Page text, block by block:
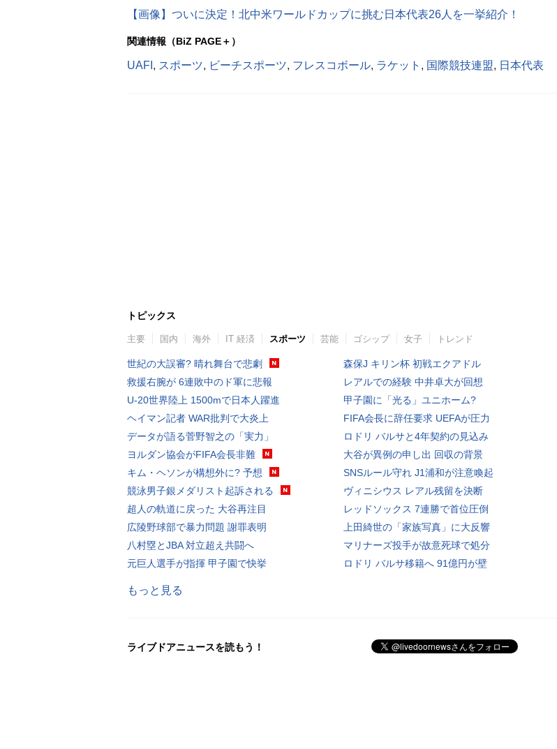
【画像】ついに決定！北中米ワールドカップに挑む日本代表26人を一挙紹介！
関連情報（BiZ PAGE＋）
UAFI , スポーツ, ビーチスポーツ, フレスコボール, ラケット , 国際競技連盟, 日本代表
トピックス
主要 国内 海外 IT 経済 スポーツ 芸能 ゴシップ 女子 トレンド
世紀の大誤審? 晴れ舞台で悲劇
救援右腕が 6連敗中のド軍に悲報
U-20世界陸上 1500mで日本人躍進
ヘイマン記者 WAR批判で大炎上
データが語る菅野智之の「実力」
ヨルダン協会がFIFA会長非難
キム・ヘソンが構想外に? 予想
競泳男子銀メダリスト起訴される
超人の軌道に戻った 大谷再注目
広陵野球部で暴力問題 謝罪表明
八村塁とJBA 対立超え共闘へ
元巨人選手が指揮 甲子園で快挙
森保J キリン杯 初戦エクアドル
レアルでの経験 中井卓大が回想
甲子園に「光る」ユニホーム?
FIFA会長に辞任要求 UEFAが圧力
ロドリ バルサと4年契約の見込み
大谷が異例の申し出 回収の背景
SNSルール守れ J1浦和が注意喚起
ヴィニシウス レアル残留を決断
レッドソックス 7連勝で首位圧倒
上田綺世の「家族写真」に大反響
マリナーズ投手が故意死球で処分
ロドリ バルサ移籍へ 91億円が壁
もっと見る
ライブドアニュースを読もう！